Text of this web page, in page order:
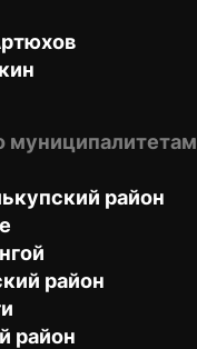
муниципалитетам
район
район
район